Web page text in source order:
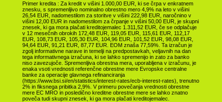
Primer kredita : Za kredit v višini 1.000,00 EUR, ki se črpa v enkratnem
znesku, s spremenljivo nominalno obrestno mero 4,9% na leto v višini
26,54 EUR, nadomestilom za storitve v višini 222,98 EUR, naročnino v
višini 12,00 EUR in nadomestilom za črpanje v višini 50,00 EUR, je skupni
znesek, ki ga mora plačati kreditojemalec 1.311,52 EUR, če se odplačuje
v 12 mesečnih obrokih 172,48 EUR, 119,05 EUR, 115,61 EUR, 112,17
EUR, 108,73 EUR, 105,30 EUR, 104,96 EUR, 101,52 EUR, 98,08 EUR,
94,64 EUR, 91,21 EUR, 87,77 EUR. EOM znaša 77,59%. Ta izračun je
zgolj informativne narave in temelji na predpostavkah, veljavnih na dan
tega informativnega izračuna, ki se lahko spremenijo in zato za banko
niso zavezujoče. Spremenljiva obrestna mera, uporabljena v izračunu, je
enaka vsoti vrednosti referenčne obrestne mere Evropske centralne
banke za operacije glavnega refinanciranja
(https://www.bsi.si/en/statistics/interest-rates/ecb-interest-rates), trenutno
2% in fiksnega pribitka 2,9%. V primeru povečanja vrednosti obrestne
mere EC MRO in posledično kreditne obrestne mere se lahko znatno
poveča tudi skupni znesek, ki ga mora plačati kreditojemalec.